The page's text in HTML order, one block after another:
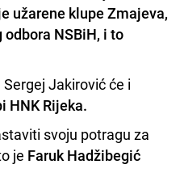
užarene klupe Zmajeva,
NSBiH, i to
Jakirović će i
HNK Rijeka.
svoju potragu za
je Faruk Hadžibegić